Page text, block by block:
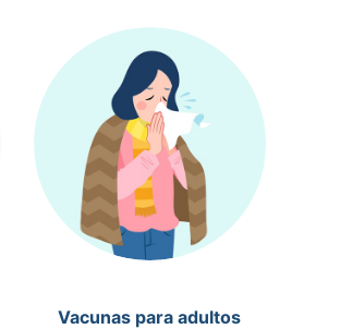
Vacunas para adultos